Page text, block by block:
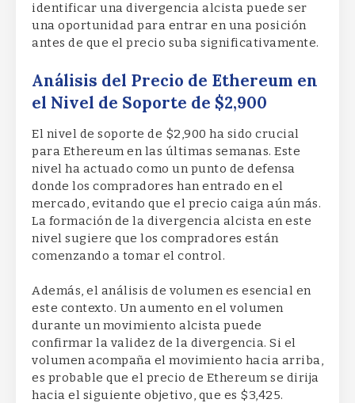
identificar una divergencia alcista puede ser
una oportunidad para entrar en una posición
antes de que el precio suba significativamente.
Análisis del Precio de Ethereum en
el Nivel de Soporte de $2,900
El nivel de soporte de $2,900 ha sido crucial
para Ethereum en las últimas semanas. Este
nivel ha actuado como un punto de defensa
donde los compradores han entrado en el
mercado, evitando que el precio caiga aún más.
La formación de la divergencia alcista en este
nivel sugiere que los compradores están
comenzando a tomar el control.
Además, el análisis de volumen es esencial en
este contexto. Un aumento en el volumen
durante un movimiento alcista puede
confirmar la validez de la divergencia. Si el
volumen acompaña el movimiento hacia arriba,
es probable que el precio de Ethereum se dirija
hacia el siguiente objetivo, que es $3,425.